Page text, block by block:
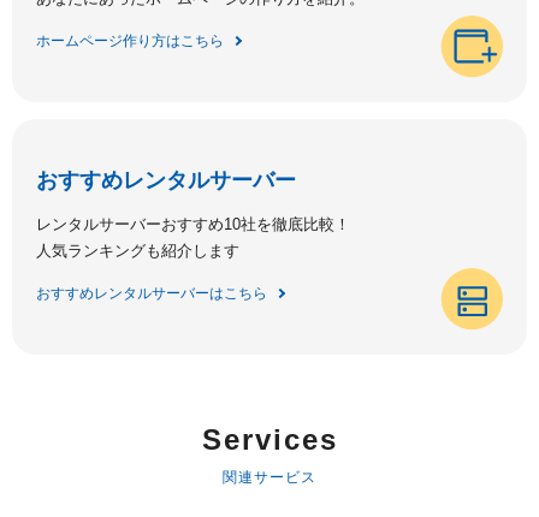
ホームページ作り方はこちら
おすすめレンタルサーバー
レンタルサーバーおすすめ10社を徹底比較！
人気ランキングも紹介します
おすすめレンタルサーバーはこちら
Services
関連サービス